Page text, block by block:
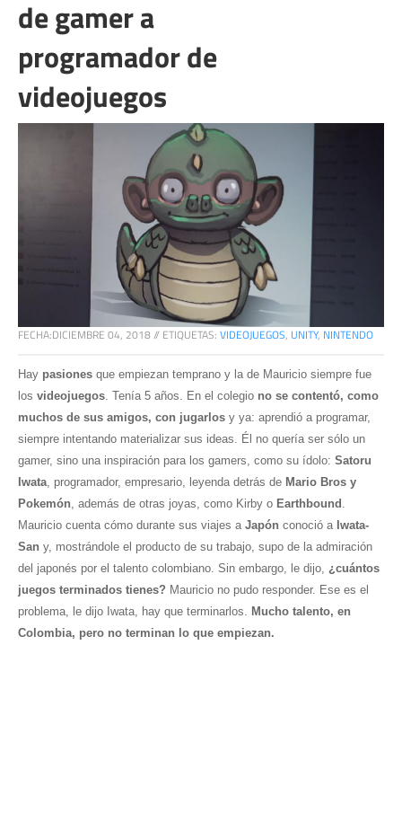
de gamer a
programador de
videojuegos
FECHA:DICIEMBRE 04, 2018// ETIQUETAS: VIDEOJUEGOS, UNITY, NINTENDO
Hay pasiones que empiezan temprano y la de Mauricio siempre fue
los videojuegos . Tenía 5 años. En el colegio no se contentó, como
muchos de sus amigos, con jugarlos y ya: aprendió a programar,
siempre intentando materializar sus ideas. Él no quería ser sólo un
gamer, sino una inspiración para los gamers, como su ídolo: Satoru
Iwata , programador, empresario, leyenda detrás de Mario Bros y
Pokemón , además de otras joyas, como Kirby o Earthbound
Mauricio cuenta cómo durante sus viajes a Japón conoció a Iwata-
San y, mostrándole el producto de su trabajo, supo de la admiración
del japonés por el talento colombiano. Sin embargo, le dijo, ¿cuántos
juegos terminados tienes? Mauricio no pudo responder. Ese es el
problema, le dijo Iwata, hay que terminarlos.
Mucho talento, en
Colombia, pero no terminan lo que empiezan.